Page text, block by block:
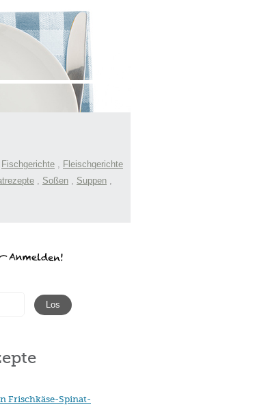
Fischgerichte , Fleischgerichte
, Soßen , Suppen ,
Frischkäse-Spinat-